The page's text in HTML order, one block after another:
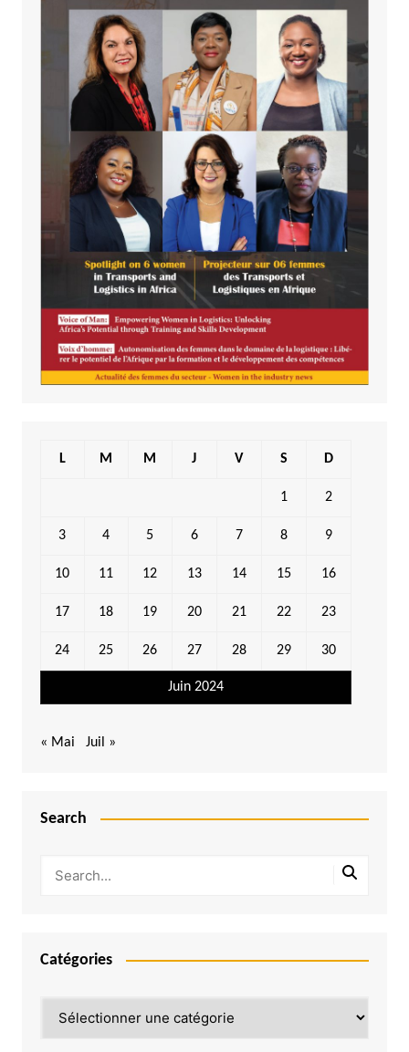
Juin 2024
L M M J V S D
1 2
3 4 5 6 7 8 9
10 11 12 13 14 15 16
17 18 19 20 21 22 23
24 25 26 27 28 29 30
« Mai Juil »
Search
Catégories